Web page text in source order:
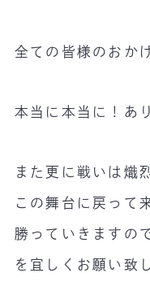
全ての皆様のおか
本当に本当に！あ
また更に戦いは熾
この舞台に戻って
勝っていきますの
を宜しくお願い致